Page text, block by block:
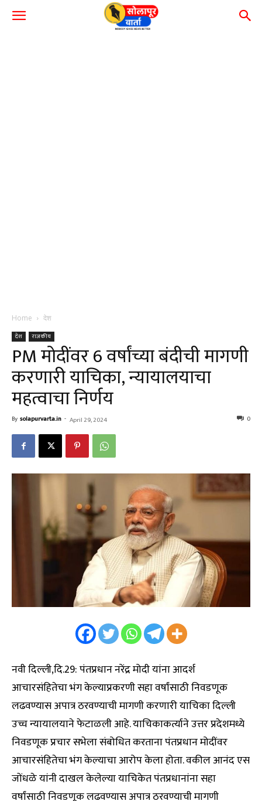
Home देश
देश राजकीय
PM मोदींवर 6 वर्षांच्या बंदीची मागणी
करणारी याचिका, न्यायालयाचा
महत्वाचा निर्णय
By solapurvarta.in - April 29, 2024 0
नवी दिल्ली,दि.29: पंतप्रधान नरेंद्र मोदी यांना आदर्श
आचारसंहितेचा भंग केल्याप्रकरणी सहा वर्षांसाठी निवडणूक
लढवण्यास अपात्र ठरवण्याची मागणी करणारी याचिका दिल्ली
उच्च न्यायालयाने फेटाळली आहे. याचिकाकर्त्याने उत्तर प्रदेशमध्ये
निवडणूक प्रचार सभेला संबोधित करताना पंतप्रधान मोदींवर
आचारसंहितेचा भंग केल्याचा आरोप केला होता. वकील आनंद एस
जोंधळे यांनी दाखल केलेल्या याचिकेत पंतप्रधानांना सहा
वर्षांसाठी निवडणूक लढवण्यास अपात्र ठरवण्याची मागणी